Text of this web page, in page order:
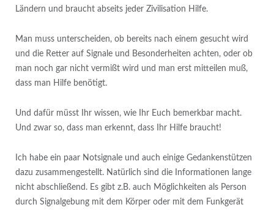
Ländern und braucht abseits jeder Zivilisation Hilfe.
Man muss unterscheiden, ob bereits nach einem gesucht wird
und die Retter auf Signale und Besonderheiten achten, oder ob
man noch gar nicht vermißt wird und man erst mitteilen muß,
dass man Hilfe benötigt.
Und dafür müsst Ihr wissen, wie Ihr Euch bemerkbar macht.
Und zwar so, dass man erkennt, dass Ihr Hilfe braucht!
Ich habe ein paar Notsignale und auch einige Gedankenstützen
dazu zusammengestellt. Natürlich sind die Informationen lange
nicht abschließend. Es gibt z.B. auch Möglichkeiten als Person
durch Signalgebung mit dem Körper oder mit dem Funkgerät